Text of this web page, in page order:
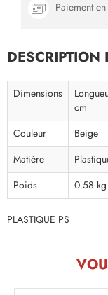
Paiement
DESCRIPTION
Dimensions
cm
Couleur
Beige
Matière
Poids
0.58 kg
PLASTIQUE PS